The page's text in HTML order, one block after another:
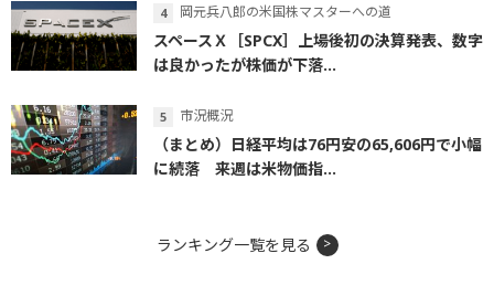
岡元兵八郎の米国株マスターへの道
スペースＸ［SPCX］上場後初の決算発表、数字
は良かったが株価が下落...
市況概況
（まとめ）日経平均は76円安の65,606円で小幅
に続落 来週は米物価指...
ランキング一覧を見る